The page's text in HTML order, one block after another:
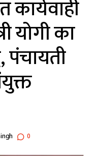
कार्यवाही
योगी का
0